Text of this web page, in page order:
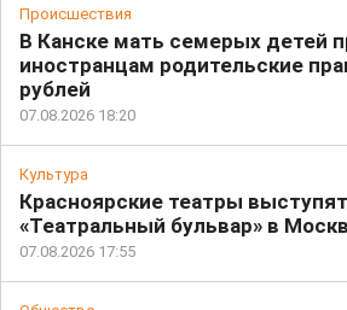
Происшествия
В Канске мать семерых детей
иностранцам родительские
рублей
07.08.2026 18:20
Культура
Красноярские театры
«Театральный бульвар» в
07.08.2026 17:55